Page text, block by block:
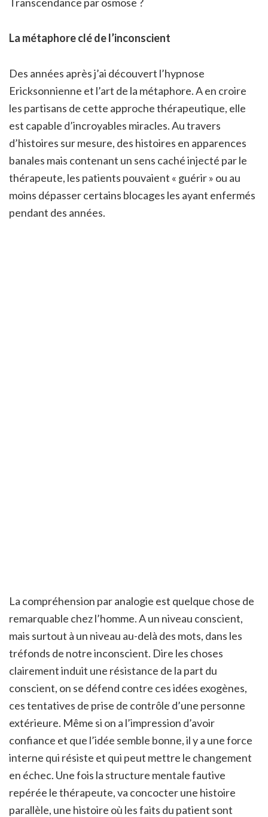
La métaphore clé de l’inconscient
Des années après j’ai découvert l’hypnose
Ericksonnienne et l’art de la métaphore. A en croire
les partisans de cette approche thérapeutique, elle
est capable d’incroyables miracles. Au travers
d’histoires sur mesure, des histoires en apparences
banales mais contenant un sens caché injecté par le
thérapeute, les patients pouvaient « guérir » ou au
moins dépasser certains blocages les ayant enfermés
pendant des années.
La compréhension par analogie est quelque chose de
remarquable chez l’homme. A un niveau conscient,
mais surtout à un niveau au-delà des mots, dans les
tréfonds de notre inconscient. Dire les choses
clairement induit une résistance de la part du
conscient, on se défend contre ces idées exogènes,
ces tentatives de prise de contrôle d’une personne
extérieure. Même si on a l’impression d’avoir
confiance et que l’idée semble bonne, il y a une force
interne qui résiste et qui peut mettre le changement
en échec. Une fois la structure mentale fautive
repérée le thérapeute, va concocter une histoire
parallèle, une histoire où les faits du patient sont